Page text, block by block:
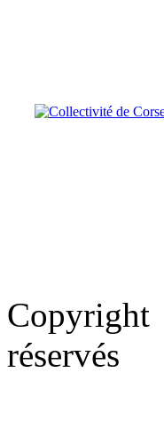
réservés